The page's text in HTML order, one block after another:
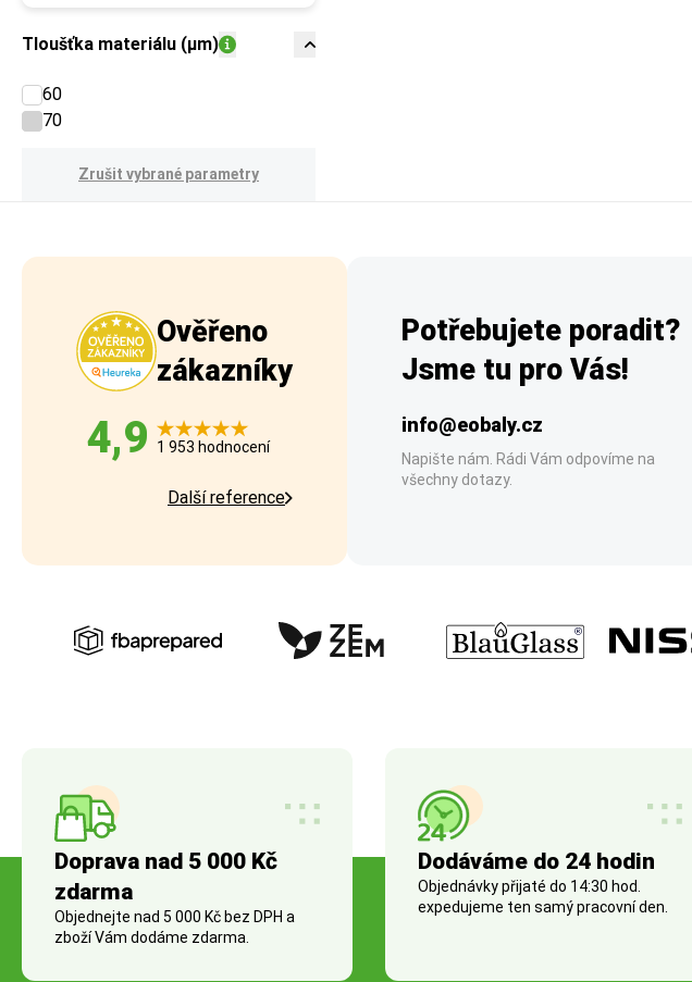
Tloušťka materiálu (µm)
60
70
Zrušit vybrané parametry
Ověřeno
zákazníky
4,9 1 953 hodnocení
Další reference
Potřebujete poradit?
Jsme tu pro Vás!
info@eobaly.cz
Napište nám. Rádi Vám odpovíme na
všechny dotazy.
Doprava nad 5 000 Kč
zdarma
Objednejte nad 5 000 Kč bez DPH a
zboží Vám dodáme zdarma.
Dodáváme do 24 hodin
Objednávky přijaté do 14:30 hod.
expedujeme ten samý pracovní den.